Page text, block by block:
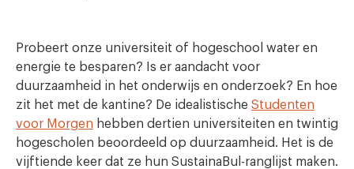
Probeert onze universiteit of hogeschool water en
energie te besparen? Is er aandacht voor
duurzaamheid in het onderwijs en onderzoek? En hoe
zit het met de kantine? De idealistische Studenten
voor Morgen hebben dertien universiteiten en twintig
hogescholen beoordeeld op duurzaamheid. Het is de
vijftiende keer dat ze hun SustainaBul-ranglijst maken.